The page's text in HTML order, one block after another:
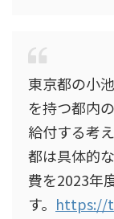
東京都の小
を持つ都内
給付する考
都は具体的
費を2023年
す。 https://